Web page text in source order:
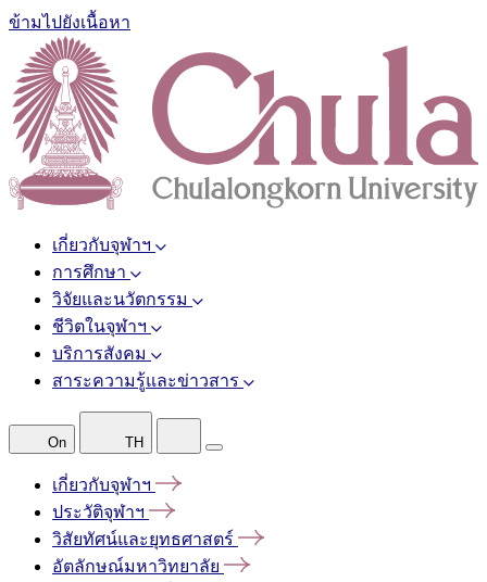
ข้ามไปยังเนื้อหา
เกี่ยวกับจุฬาฯ
การศึกษา
วิจัยและนวัตกรรม
ชีวิตในจุฬาฯ
บริการสังคม
สาระความรู้และข่าวสาร
On TH
เกี่ยวกับจุฬาฯ
ประวัติจุฬาฯ
วิสัยทัศน์และยุทธศาสตร์
อัตลักษณ์มหาวิทยาลัย